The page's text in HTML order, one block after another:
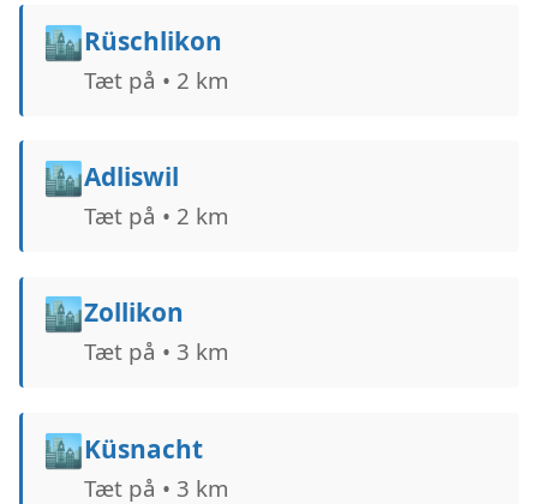
🏙️Rüschlikon
Tæt på • 2 km
🏙️Adliswil
Tæt på • 2 km
🏙️Zollikon
Tæt på • 3 km
🏙️Küsnacht
Tæt på • 3 km